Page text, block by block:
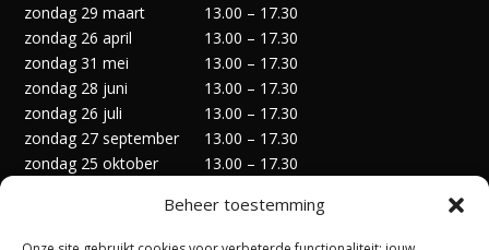
Beheer toestemming
zondag 29 maart
13.00 – 17.30
zondag 26 april
13.00 – 17.30
zondag 31 mei
13.00 – 17.30
zondag 28 juni
13.00 – 17.30
zondag 26 juli
13.00 – 17.30
zondag 27 september
13.00 – 17.30
zondag 25 oktober
13.00 – 17.30
zondag 27 december
13.00 – 17.30